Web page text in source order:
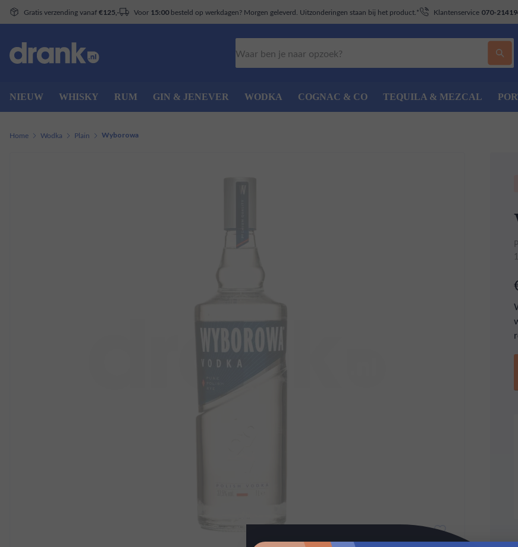
Gratis verzending vanaf €125,- Voor 15:00besteld op werkdagen? Morgen geleverd. Uitzonderingen staan bij het product.* Klantenservice 070-
NIEUW WHISKY RUM GIN & JENEVER WODKA COGNAC & CO TEQUILA & MEZCAL
Home Wodka Plain Wyborowa